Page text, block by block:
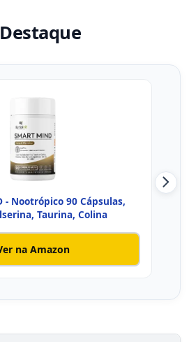
- Nootrópico 90 Cápsulas,
Taurina, Colina
na Amazon